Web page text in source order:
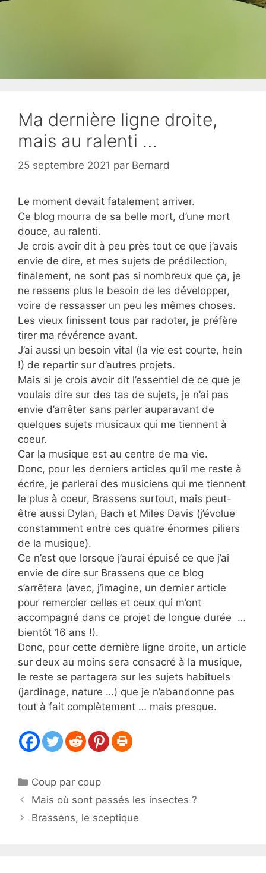
Ma dernière ligne droite,
mais au ralenti …
25 septembre 2021 par Bernard
Le moment devait fatalement arriver.
Ce blog mourra de sa belle mort, d’une mort
douce, au ralenti.
Je crois avoir dit à peu près tout ce que j’avais
envie de dire, et mes sujets de prédilection,
finalement, ne sont pas si nombreux que ça, je
ne ressens plus le besoin de les développer,
voire de ressasser un peu les mêmes choses.
Les vieux finissent tous par radoter, je préfère
tirer ma révérence avant.
J’ai aussi un besoin vital (la vie est courte, hein
!) de repartir sur d’autres projets.
Mais si je crois avoir dit l’essentiel de ce que je
voulais dire sur des tas de sujets, je n’ai pas
envie d’arrêter sans parler auparavant de
quelques sujets musicaux qui me tiennent à
coeur.
Car la musique est au centre de ma vie.
Donc, pour les derniers articles qu’il me reste à
écrire, je parlerai des musiciens qui me tiennent
le plus à coeur, Brassens surtout, mais peut-
être aussi Dylan, Bach et Miles Davis (j’évolue
constamment entre ces quatre énormes piliers
de la musique).
Ce n’est que lorsque j’aurai épuisé ce que j’ai
envie de dire sur Brassens que ce blog
s’arrêtera (avec, j’imagine, un dernier article
pour remercier celles et ceux qui m’ont
accompagné dans ce projet de longue durée …
bientôt 16 ans !).
Donc, pour cette dernière ligne droite, un article
sur deux au moins sera consacré à la musique,
le reste se partagera sur les sujets habituels
(jardinage, nature …) que je n’abandonne pas
tout à fait complètement … mais presque.
Catégories
Coup par coup
Mais où sont passés les insectes ?
Brassens, le sceptique